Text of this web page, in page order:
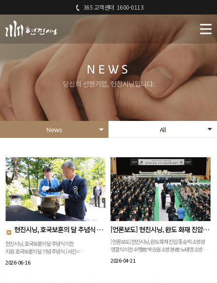
365 고객센터 1600-0113
NEWS
당신의 선한기업, 현진시닝입니다.
News All
현진시닝, 호국보훈의 달 추념식 의전 지원
현진시닝, 호국보훈의 달 추념식 의전
지원 호국보훈의 달 기념 추념식. [사진 =
「6·25전쟁 제76주년 및 호국보훈의 달 기념 추념식」
2026-06-16
[언론보도] 현진시닝, 완도 화재 진압 중 순직 소방관 영결식 의전 수행
[언론보도] 현진시닝, 완도 화재 진압 중 순직 소방관
영결식 의전 수행故 박승원 소방경·故 노태영 소방교
완도 저온창고 화재 진압 과정에서 순직한 故 박승원
2026-04-21